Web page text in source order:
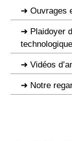
Ouvrages
Plaidoyer
technologique
Vidéos
Notre